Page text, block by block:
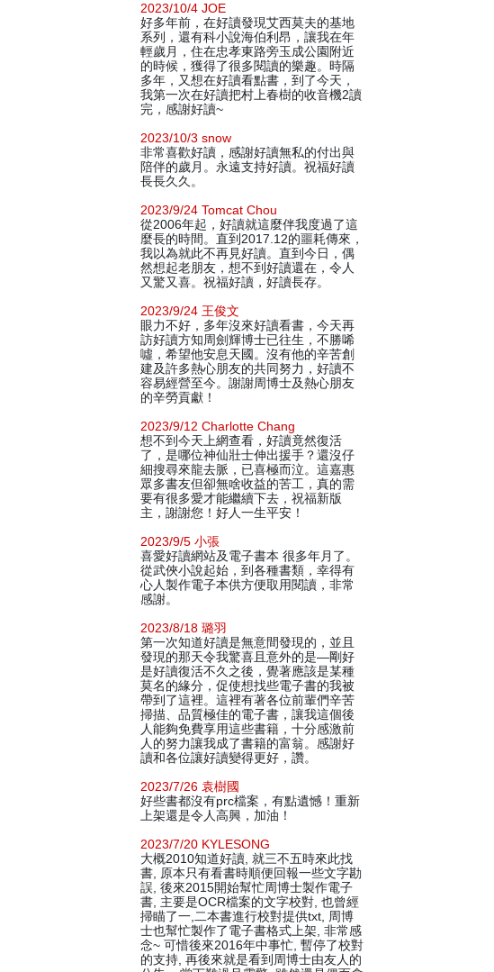
2023/10/4 JOE
好多年前，在好讀發現艾西莫夫的基地
系列，還有科小說海伯利昂，讓我在年
輕歲月，住在忠孝東路旁玉成公園附近
的時候，獲得了很多閱讀的樂趣。時隔
多年，又想在好讀看點書，到了今天，
我第一次在好讀把村上春樹的收音機2讀
完，感謝好讀~
2023/10/3 snow
非常喜歡好讀，感謝好讀無私的付出與
陪伴的歲月。永遠支持好讀。祝福好讀
長長久久。
2023/9/24 Tomcat Chou
從2006年起，好讀就這麼伴我度過了這
麼長的時間。直到2017.12的噩耗傳來，
我以為就此不再見好讀。直到今日，偶
然想起老朋友，想不到好讀還在，令人
又驚又喜。祝福好讀，好讀長存。
2023/9/24 王俊文
眼力不好，多年沒來好讀看書，今天再
訪好讀方知周劍輝博士已往生，不勝唏
噓，希望他安息天國。沒有他的辛苦創
建及許多熱心朋友的共同努力，好讀不
容易經營至今。謝謝周博士及熱心朋友
的辛勞貢獻！
2023/9/12 Charlotte Chang
想不到今天上網查看，好讀竟然復活
了，是哪位神仙壯士伸出援手？還沒仔
細搜尋來龍去脈，已喜極而泣。這嘉惠
眾多書友但卻無啥收益的苦工，真的需
要有很多愛才能繼續下去，祝福新版
主，謝謝您！好人一生平安！
2023/9/5 小張
喜愛好讀網站及電子書本 很多年月了。
從武俠小說起始，到各種書類，幸得有
心人製作電子本供方便取用閱讀，非常
感謝。
2023/8/18 璐羽
第一次知道好讀是無意間發現的，並且
發現的那天令我驚喜且意外的是—剛好
是好讀復活不久之後，覺著應該是某種
莫名的緣分，促使想找些電子書的我被
帶到了這裡。這裡有著各位前輩們辛苦
掃描、品質極佳的電子書，讓我這個後
人能夠免費享用這些書籍，十分感激前
人的努力讓我成了書籍的富翁。感謝好
讀和各位讓好讀變得更好，讚。
2023/7/26 袁樹國
好些書都沒有prc檔案，有點遺憾！重新
上架還是令人高興，加油！
2023/7/20 KYLESONG
大概2010知道好讀, 就三不五時來此找
書, 原本只有看書時順便回報一些文字勘
誤, 後來2015開始幫忙周博士製作電子
書, 主要是OCR檔案的文字校對, 也曾經
掃瞄了一,二本書進行校對提供txt, 周博
士也幫忙製作了電子書格式上架, 非常感
念~ 可惜後來2016年中事忙, 暫停了校對
的支持, 再後來就是看到周博士由友人的